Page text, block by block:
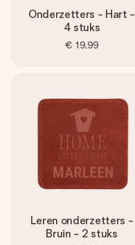
Onderzetters - Hart -
4 stuks
€ 19,99
Leren onderzetters -
Bruin - 2 stuks